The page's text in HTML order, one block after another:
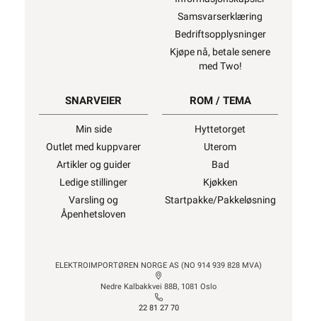
Samsvarserklæring
Bedriftsopplysninger
Kjøpe nå, betale senere
med Two!
SNARVEIER
Min side
Outlet med kuppvarer
Artikler og guider
Ledige stillinger
Varsling og
Åpenhetsloven
ROM / TEMA
Hyttetorget
Uterom
Bad
Kjøkken
Startpakke/Pakkeløsning
ELEKTROIMPORTØREN NORGE AS (NO 914 939 828 MVA)
Nedre Kalbakkvei 88B, 1081 Oslo
22 81 27 70